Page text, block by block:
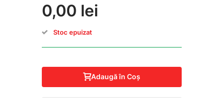
0,00 lei
Stoc epuizat
Adaugă în Coş